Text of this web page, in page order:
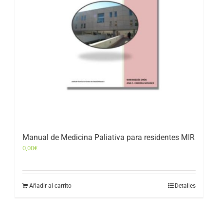
Manual de Medicina Paliativa para residentes MIR
0,00€
Añadir al carrito Detalles